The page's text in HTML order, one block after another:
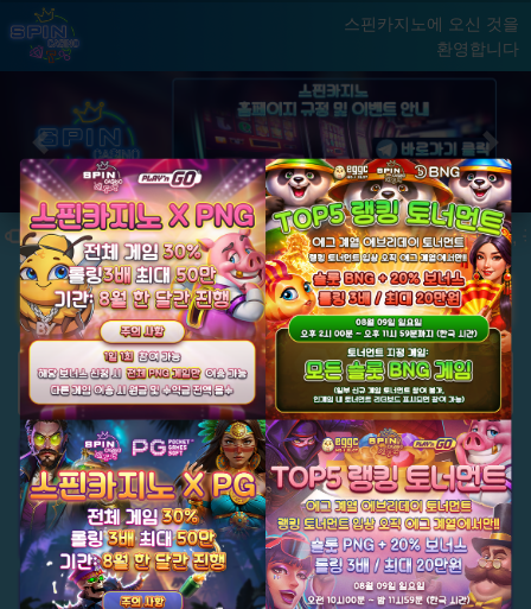
스핀카지노에 오신 것을
환영합니다
게임
Previous
Next
★ 국내 최초,